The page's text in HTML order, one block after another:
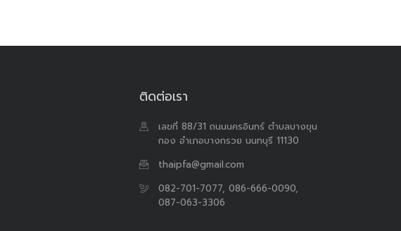
ติดต่อเรา
เลขที่ 88/31 ถนนนครอินทร์ ตำบลบางขุน
กอง อำเภอบางกรวย นนทบุรี 11130
thaipfa@gmail.com
082-701-7077, 086-666-0090,
087-063-3306